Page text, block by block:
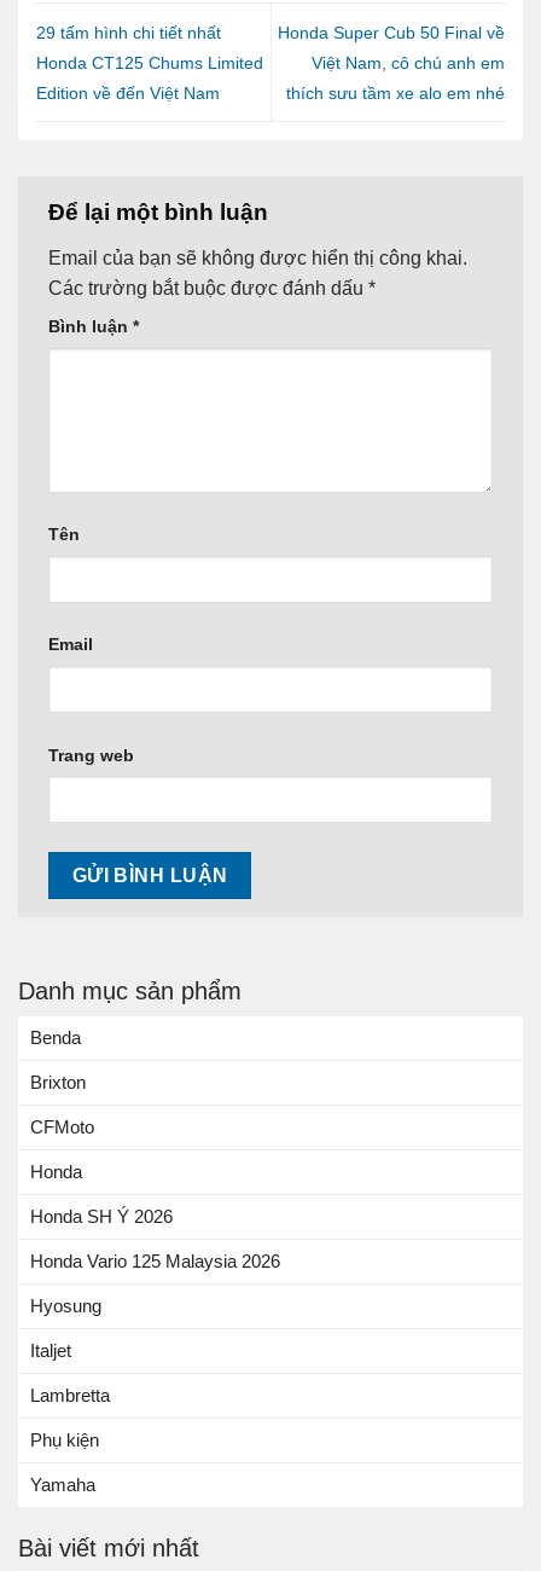
Danh mục sản phẩm
Benda
Brixton
CFMoto
Honda
Honda SH Ý 2026
Honda Vario 125 Malaysia 2026
Hyosung
Italjet
Lambretta
Phụ kiện
Yamaha
Bài viết mới nhất
đặt mua tại Xe Máy Nhập
29 tấm hình chi tiết nhất
Honda CT125 Chums Limited
Edition về đến Việt Nam
Honda Super Cub 50 Final về
Việt Nam, cô chú anh em
thích sưu tầm xe alo em nhé
Để lại một bình luận
Email của bạn sẽ không được hiển thị công khai.
Các trường bắt buộc được đánh dấu *
Bình luận *
Tên
Email
Trang web